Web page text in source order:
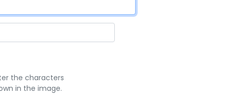
the characters
in the image.